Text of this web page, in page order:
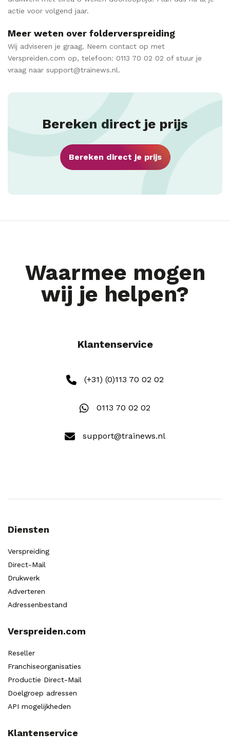
actie voor volgend jaar.
Meer weten over folderverspreiding
Wij adviseren je graag. Neem contact op met
Verspreiden.com op, telefoon: 0113 70 02 02 of stuur je
vraag naar support@trainews.nl.
Bereken direct je prijs
Bereken direct je prijs
Waarmee mogen
wij je helpen?
Klantenservice
(+31) (0)113 70 02 02
0113 70 02 02
support@trainews.nl
Diensten
Verspreiding
Direct-Mail
Drukwerk
Adverteren
Adressenbestand
Verspreiden.com
Reseller
Franchiseorganisaties
Productie Direct-Mail
Doelgroep adressen
API mogelijkheden
Klantenservice